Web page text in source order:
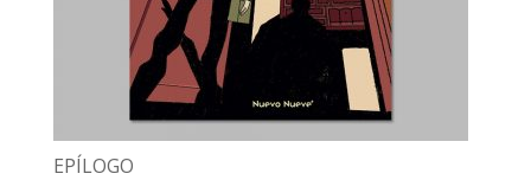
EPÍLOGO